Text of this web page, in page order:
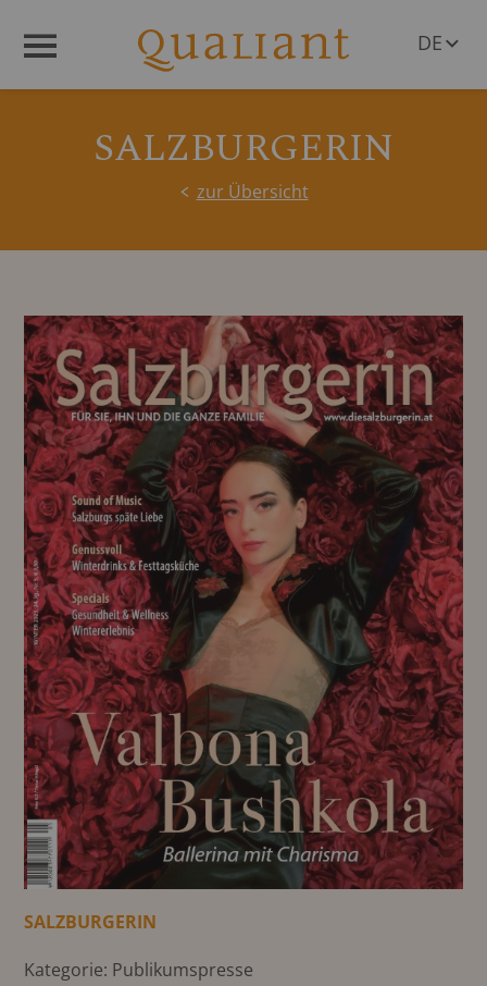
DE
SALZBURGERIN
zur Übersicht
SALZBURGERIN
Kategorie: Publikumspresse